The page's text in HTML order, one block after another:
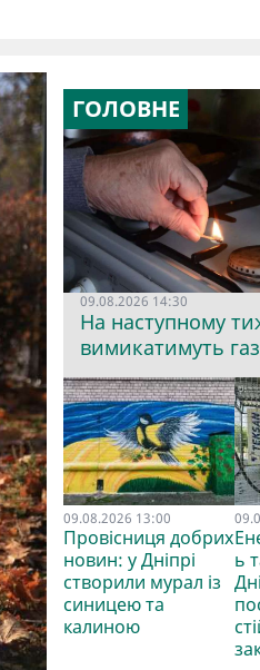
ГОЛОВНЕ
09.08.2026 14:30
На наступному
вимикатимуть
09.08.2026 13:00
Провісниця добрих
новин: у Дніпрі
створили мурал із
синицею та
калиною
ь